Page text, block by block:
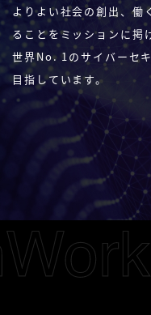
よりよい社会の創出、働
ることをミッションに掲
世界No. 1のサイバーセ
目指しています。